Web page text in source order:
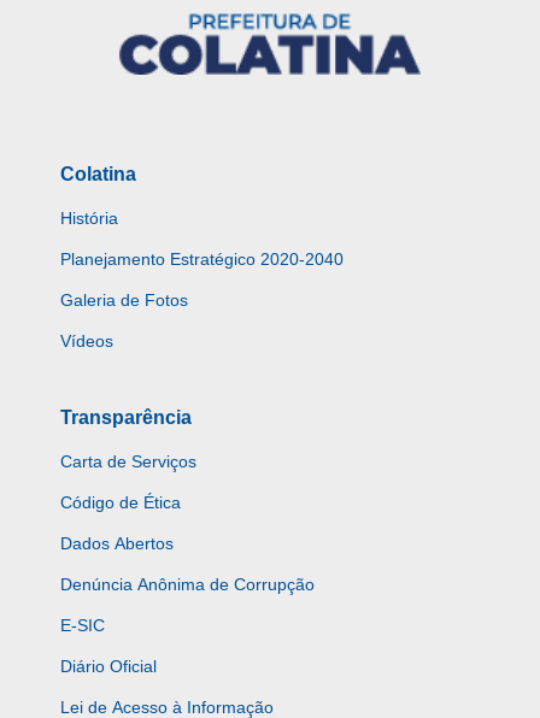
Colatina
História
Planejamento Estratégico 2020-2040
Galeria de Fotos
Vídeos
Transparência
Carta de Serviços
Código de Ética
Dados Abertos
Denúncia Anônima de Corrupção
E-SIC
Diário Oficial
Lei de Acesso à Informação